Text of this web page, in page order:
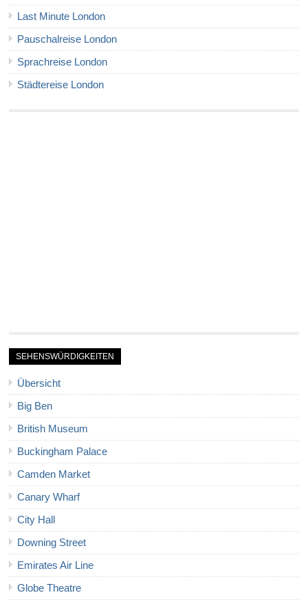
Last Minute London
Pauschalreise London
Sprachreise London
Städtereise London
SEHENSWÜRDIGKEITEN
Übersicht
Big Ben
British Museum
Buckingham Palace
Camden Market
Canary Wharf
City Hall
Downing Street
Emirates Air Line
Globe Theatre